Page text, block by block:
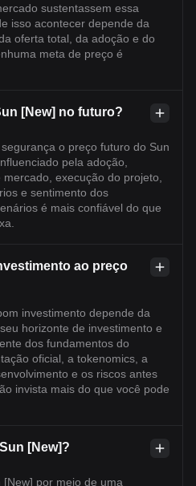
sustentassem essa
isso acontecer depende da
oferta total, da adoção e do
meta de preço é
[New] no futuro?
o preço futuro do Sun
pela adoção,
execução do projeto,
e sentimento dos
é mais confiável do que
ao preço
investimento depende da
horizonte de investimento e
dos fundamentos do
oficial, a tokenomics, a
e os riscos antes
invista mais do que você pode
[New]?
por meio de uma